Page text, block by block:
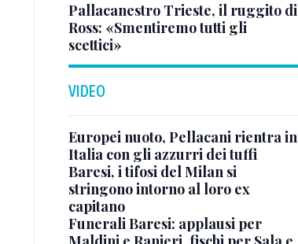
Pallacanestro Trieste, il ruggito di
Ross: «Smentiremo tutti gli
scettici»
VIDEO
Europei nuoto, Pellacani rientra in
Italia con gli azzurri dei tuffi
Baresi, i tifosi del Milan si
stringono intorno al loro ex
capitano
Funerali Baresi: applausi per